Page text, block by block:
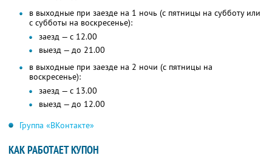
в выходные при заезде на 1 ночь (с пятницы на субботу или
с субботы на воскресенье):
заезд — с 12.00
выезд — до 21.00
в выходные при заезде на 2 ночи (с пятницы на
воскресенье):
заезд — с 13.00
выезд — до 12.00
Группа «ВКонтакте»
КАК РАБОТАЕТ КУПОН